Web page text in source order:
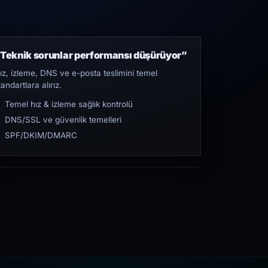
sorunlar performansı düşürüyor”
izleme, DNS ve e-posta teslimini temel
alırız.
Temel hız & izleme sağlık kontrolü
DNS/SSL ve güvenlik temelleri
SPF/DKIM/DMARC